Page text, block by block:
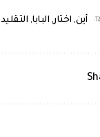
أين, اختار, البابا, التقليد